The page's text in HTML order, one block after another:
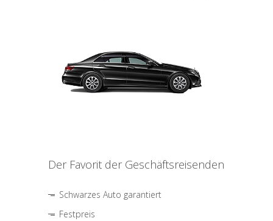
Der Favorit der Geschäftsreisenden
Schwarzes Auto garantiert
Festpreis